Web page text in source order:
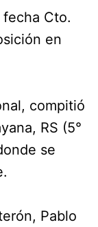
Cto.
en
compitió
RS (5°
se
Pablo